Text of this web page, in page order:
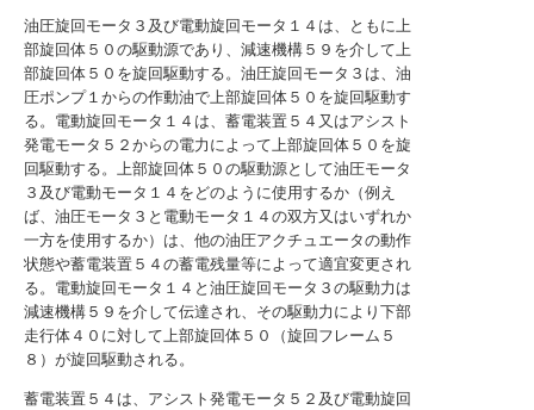
油圧旋回モータ３及び電動旋回モータ１４は、ともに上
部旋回体５０の駆動源であり、減速機構５９を介して上
部旋回体５０を旋回駆動する。油圧旋回モータ３は、油
圧ポンプ１からの作動油で上部旋回体５０を旋回駆動す
る。電動旋回モータ１４は、蓄電装置５４又はアシスト
発電モータ５２からの電力によって上部旋回体５０を旋
回駆動する。上部旋回体５０の駆動源として油圧モータ
３及び電動モータ１４をどのように使用するか（例え
ば、油圧モータ３と電動モータ１４の双方又はいずれか
一方を使用するか）は、他の油圧アクチュエータの動作
状態や蓄電装置５４の蓄電残量等によって適宜変更され
る。電動旋回モータ１４と油圧旋回モータ３の駆動力は
減速機構５９を介して伝達され、その駆動力により下部
走行体４０に対して上部旋回体５０（旋回フレーム５
８）が旋回駆動される。
蓄電装置５４は、アシスト発電モータ５２及び電動旋回